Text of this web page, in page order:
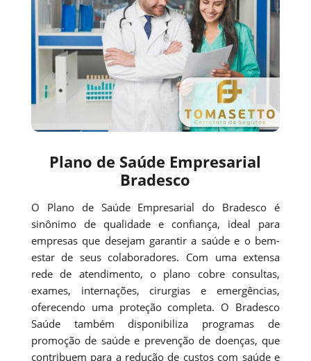
Plano de Saúde Empresarial
Bradesco
O Plano de Saúde Empresarial do Bradesco é
sinônimo de qualidade e confiança, ideal para
empresas que desejam garantir a saúde e o bem-
estar de seus colaboradores. Com uma extensa
rede de atendimento, o plano cobre consultas,
exames, internações, cirurgias e emergências,
oferecendo uma proteção completa. O Bradesco
Saúde também disponibiliza programas de
promoção de saúde e prevenção de doenças, que
contribuem para a redução de custos com saúde e